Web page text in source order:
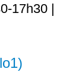
17h30 |